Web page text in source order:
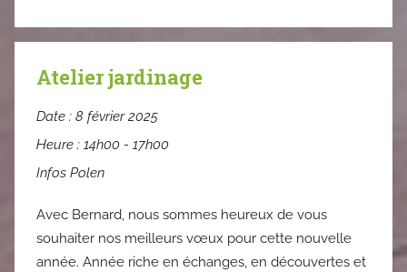
Atelier jardinage
Date : 8 février 2025
Heure : 14h00 - 17h00
Infos Polen
Avec Bernard, nous sommes heureux de vous
souhaiter nos meilleurs vœux pour cette nouvelle
année. Année riche en échanges, en découvertes et